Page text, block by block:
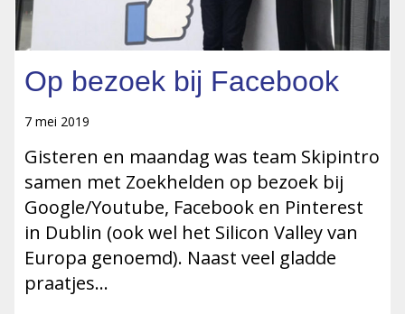
Op bezoek bij Facebook
7 mei 2019
Gisteren en maandag was team Skipintro
samen met Zoekhelden op bezoek bij
Google/Youtube, Facebook en Pinterest
in Dublin (ook wel het Silicon Valley van
Europa genoemd). Naast veel gladde
praatjes…